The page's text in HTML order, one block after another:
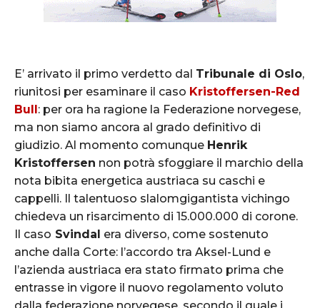
E’ arrivato il primo verdetto dal Tribunale di Oslo,
riunitosi per esaminare il caso Kristoffersen-Red
Bull: per ora ha ragione la Federazione norvegese,
ma non siamo ancora al grado definitivo di
giudizio. Al momento comunque Henrik
Kristoffersen non potrà sfoggiare il marchio della
nota bibita energetica austriaca su caschi e
cappelli. Il talentuoso slalomgigantista vichingo
chiedeva un risarcimento di 15.000.000 di corone.
Il caso Svindal era diverso, come sostenuto
anche dalla Corte: l’accordo tra Aksel-Lund e
l’azienda austriaca era stato firmato prima che
entrasse in vigore il nuovo regolamento voluto